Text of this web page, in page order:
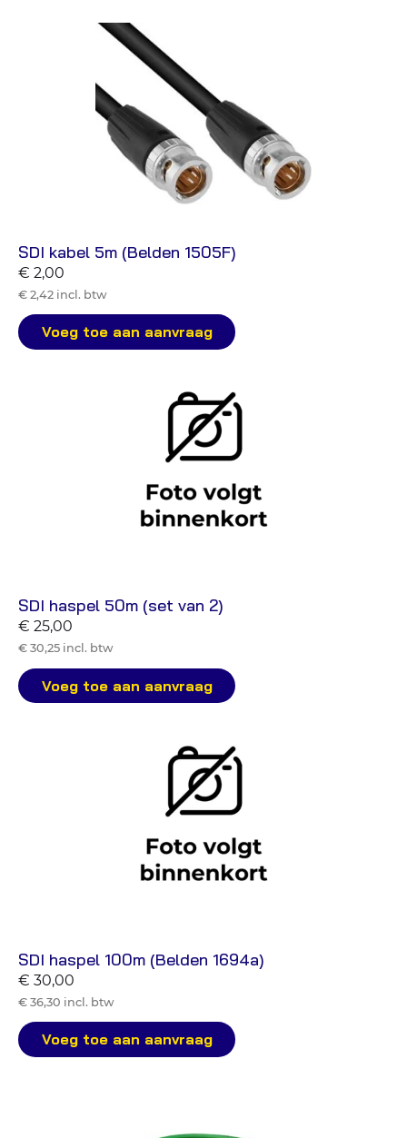
SDI kabel 5m (Belden 1505F)
€ 2,00
€ 2,42 incl. btw
Voeg toe aan aanvraag
SDI haspel 50m (set van 2)
€ 25,00
€ 30,25 incl. btw
Voeg toe aan aanvraag
SDI haspel 100m (Belden 1694a)
€ 30,00
€ 36,30 incl. btw
Voeg toe aan aanvraag